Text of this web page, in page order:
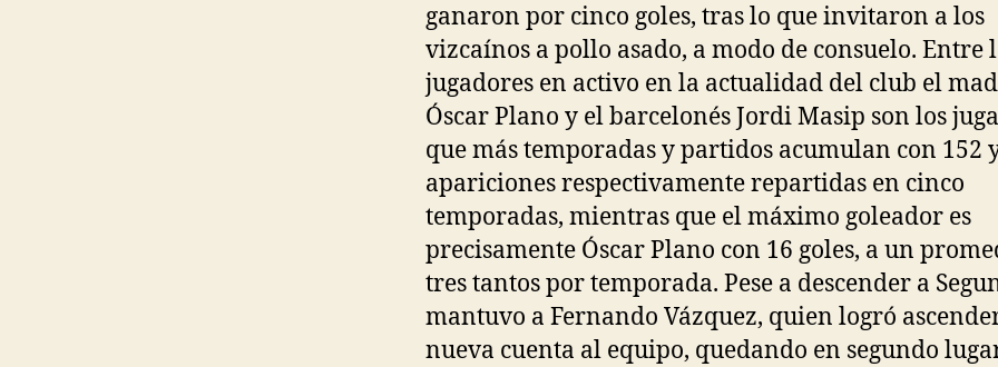
ganaron por cinco goles, tras lo que invitaron a los
vizcaínos a pollo asado, a modo de consuelo. Entre
jugadores en activo en la actualidad del club el
Óscar Plano y el barcelonés Jordi Masip son los
que más temporadas y partidos acumulan con 152
apariciones respectivamente repartidas en cinco
temporadas, mientras que el máximo goleador es
precisamente Óscar Plano con 16 goles, a un
tres tantos por temporada. Pese a descender a
mantuvo a Fernando Vázquez, quien logró
nueva cuenta al equipo, quedando en segundo